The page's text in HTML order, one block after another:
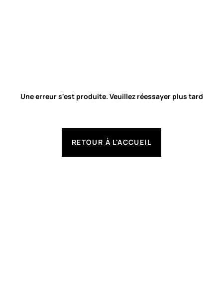
Une erreur s'est produite. Veuillez réessayer plus tard
RETOUR À L'ACCUEIL